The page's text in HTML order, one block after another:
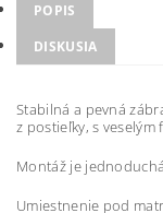
POPIS
DISKUSIA
Stabilná a pevná
z postieľky, s
Montáž je
Umiestnenie pod